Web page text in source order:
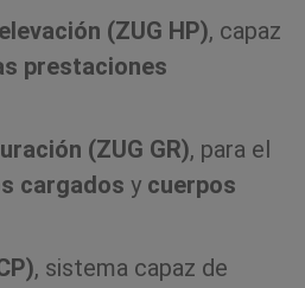
(ZUG HP), capaz
prestaciones
(ZUG GR), para el
cargados y cuerpos
, sistema capaz de